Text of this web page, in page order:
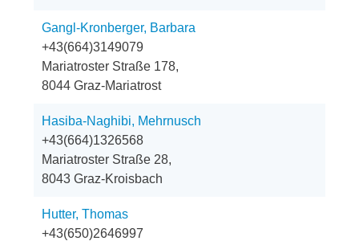
Gangl-Kronberger, Barbara
+43(664)3149079
Mariatroster Straße 178,
8044 Graz-Mariatrost
Hasiba-Naghibi, Mehrnusch
+43(664)1326568
Mariatroster Straße 28,
8043 Graz-Kroisbach
Hutter, Thomas
+43(650)2646997